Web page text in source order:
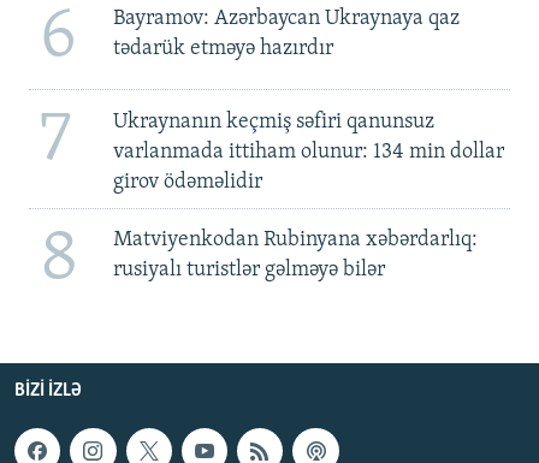
6
Bayramov: Azərbaycan Ukraynaya qaz
tədarük etməyə hazırdır
7
Ukraynanın keçmiş səfiri qanunsuz
varlanmada ittiham olunur: 134 min dollar
girov ödəməlidir
8
Matviyenkodan Rubinyana xəbərdarlıq:
rusiyalı turistlər gəlməyə bilər
BIZI IZLƏ